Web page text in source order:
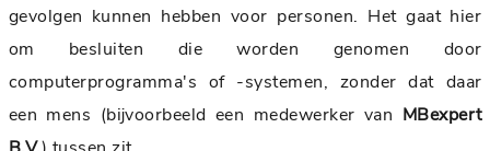
gevolgen kunnen hebben voor personen. Het gaat hier
om besluiten die worden genomen door
computerprogramma's of -systemen, zonder dat daar
een mens (bijvoorbeeld een medewerker van MBexpert